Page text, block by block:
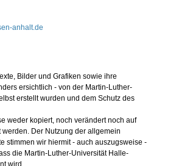
anhalt.de
Bilder und Grafiken sowie ihre
ersichtlich - von der Martin-Luther-
erstellt wurden und dem Schutz des
weder kopiert, noch verändert noch auf
Der Nutzung der allgemein
stimmen wir hiermit - auch auszugsweise -
die Martin-Luther-Universität Halle-